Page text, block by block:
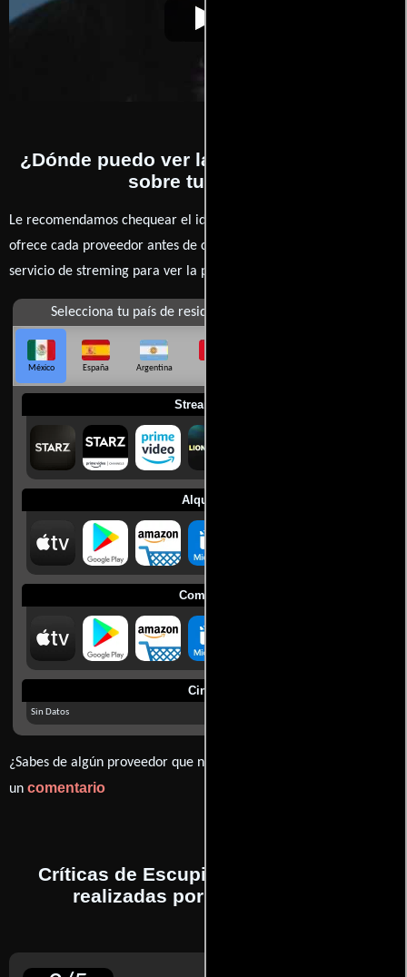
Escupiré sobre tu
Video de la película Escupiré sobre
¿Dónde puedo ver la películas Escupiré
sobre tu tumba?
Le recomendamos chequear el idioma, doblaje o subtítulos que
ofrece cada proveedor antes de comprar, alquilar o contratar un
servicio de streming para ver la películas.
Selecciona tu país de residencia
México España Argentina
Streaming
Alquilar
Comprar
Cines
Sin Datos
¿Sabes de algún proveedor que no estamos mostrando? déjanos
un comentario
Críticas de Escupiré sobre tu tumba
realizadas por profesionales